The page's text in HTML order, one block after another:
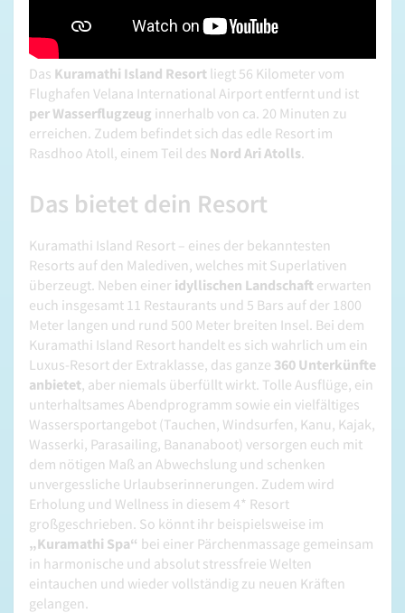
Das Kuramathi Island Resort liegt 56 Kilometer vom
Flughafen Velana International Airport entfernt und ist
per Wasserflugzeug innerhalb von ca. 20 Minuten zu
erreichen. Zudem befindet sich das edle Resort im
Rasdhoo Atoll, einem Teil des Nord Ari Atolls
Das bietet dein Resort
Kuramathi Island Resort – eines der bekanntesten
Resorts auf den Malediven, welches mit Superlativen
überzeugt. Neben einer idyllischen Landschaft erwarten
euch insgesamt 11 Restaurants und 5 Bars auf der 1800
Meter langen und rund 500 Meter breiten Insel. Bei dem
Kuramathi Island Resort handelt es sich wahrlich um ein
Luxus-Resort der Extraklasse, das ganze 360 Unterkünfte
anbietet, aber niemals überfüllt wirkt. Tolle Ausflüge, ein
unterhaltsames Abendprogramm sowie ein vielfältiges
Wassersportangebot (Tauchen, Windsurfen, Kanu, Kajak,
Wasserki, Parasailing, Bananaboot) versorgen euch mit
dem nötigen Maß an Abwechslung und schenken
unvergessliche Urlaubserinnerungen. Zudem wird
Erholung und Wellness in diesem 4* Resort
großgeschrieben. So könnt ihr beispielsweise im
„Kuramathi Spa“ bei einer Pärchenmassage gemeinsam
in harmonische und absolut stressfreie Welten
eintauchen und wieder vollständig zu neuen Kräften
gelangen.